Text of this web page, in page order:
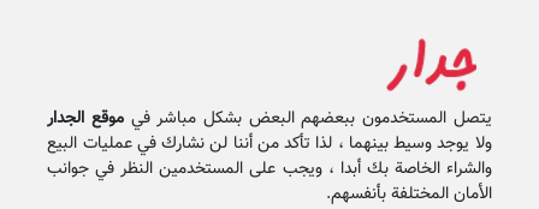
يتصل المستخدمون ببعضهم البعض بشكل مباشر في موقع الجدار
ولا يوجد وسيط بينهما ، لذا تأكد من أننا لن نشارك في عمليات البيع
والشراء الخاصة بك أبدا ، ويجب على المستخدمين النظر في جوانب
الأمان المختلفة بأنفسهم.